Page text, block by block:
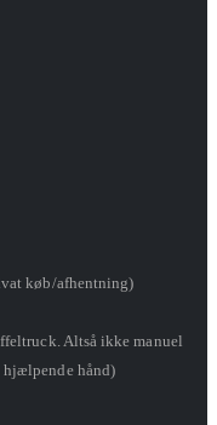
køb/afhentning)
Altså ikke manuel
hjælpende hånd)